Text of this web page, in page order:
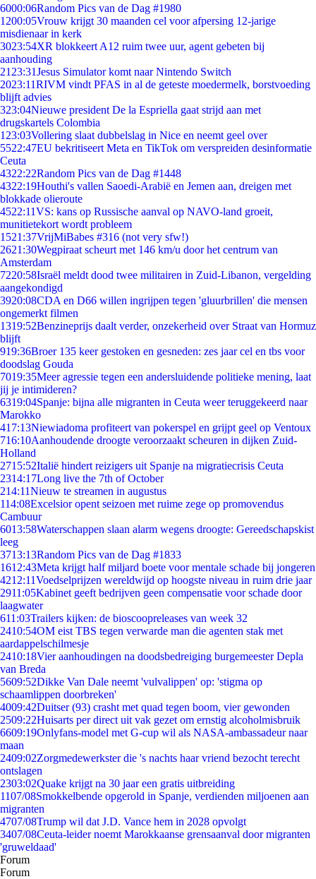
6000:06Random Pics van de Dag #1980
1200:05Vrouw krijgt 30 maanden cel voor afpersing 12-jarige
misdienaar in kerk
3023:54XR blokkeert A12 ruim twee uur, agent gebeten bij
aanhouding
21 23:31Jesus Simulator komt naar Nintendo Switch
2023:11RIVM vindt PFAS in al de geteste moedermelk, borstvoeding
blijft advies
323:04Nieuwe president De la Espriella gaat strijd aan met
drugskartels Colombia
1 23:03Vollering slaat dubbelslag in Nice en neemt geel over
5522:47EU bekritiseert Meta en TikTok om verspreiden desinformatie
Ceuta
4322:22Random Pics van de Dag #1448
4322:19Houthi's vallen Saoedi-Arabië en Jemen aan, dreigen met
blokkade olieroute
4522:11VS: kans op Russische aanval op NAVO-land groeit,
munitietekort wordt probleem
1521:37VrijMiBabes #316 (not very sfw!)
2621:30Wegpiraat scheurt met 146 km/u door het centrum van
Amsterdam
7220:58Israël meldt dood twee militairen in Zuid-Libanon, vergelding
aangekondigd
3920:08CDA en D66 willen ingrijpen tegen 'gluurbrillen' die mensen
ongemerkt filmen
1319:52Benzineprijs daalt verder, onzekerheid over Straat van Hormuz
blijft
919:36Broer 135 keer gestoken en gesneden: zes jaar cel en tbs voor
doodslag Gouda
7019:35Meer agressie tegen een andersluidende politieke mening, laat
jij je intimideren?
6319:04Spanje: bijna alle migranten in Ceuta weer teruggekeerd naar
Marokko
417:13Niewiadoma profiteert van pokerspel en grijpt geel op Ventoux
716:10Aanhoudende droogte veroorzaakt scheuren in dijken Zuid-
Holland
2715:52Italië hindert reizigers uit Spanje na migratiecrisis Ceuta
2314:17Long live the 7th of October
214:11Nieuw te streamen in augustus
114:08Excelsior opent seizoen met ruime zege op promovendus
Cambuur
6013:58Waterschappen slaan alarm wegens droogte: Gereedschapskist
leeg
3713:13Random Pics van de Dag #1833
1612:43Meta krijgt half miljard boete voor mentale schade bij jongeren
4212:11Voedselprijzen wereldwijd op hoogste niveau in ruim drie jaar
2911:05Kabinet geeft bedrijven geen compensatie voor schade door
laagwater
611:03Trailers kijken: de bioscoopreleases van week 32
2410:54OM eist TBS tegen verwarde man die agenten stak met
aardappelschilmesje
2410:18Vier aanhoudingen na doodsbedreiging burgemeester Depla
van Breda
5609:52Dikke Van Dale neemt 'vulvalippen' op: 'stigma op
schaamlippen doorbreken'
4009:42Duitser (93) crasht met quad tegen boom, vier gewonden
2509:22Huisarts per direct uit vak gezet om ernstig alcoholmisbruik
6609:19Onlyfans-model met G-cup wil als NASA-ambassadeur naar
maan
2409:02Zorgmedewerkster die 's nachts haar vriend bezocht terecht
ontslagen
2303:02Quake krijgt na 30 jaar een gratis uitbreiding
1107/08Smokkelbende opgerold in Spanje, verdienden miljoenen aan
migranten
4707/08Trump wil dat J.D. Vance hem in 2028 opvolgt
3407/08Ceuta-leider noemt Marokkaanse grensaanval door migranten
'gruweldaad'
Forum
Forum